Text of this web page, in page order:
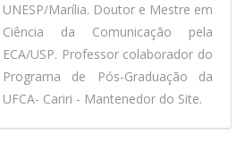
UNESP/Marília. Doutor e Mestre em
Ciência da Comunicação pela
ECA/USP. Professor colaborador do
Programa de Pós-Graduação da
UFCA- Cariri - Mantenedor do Site.